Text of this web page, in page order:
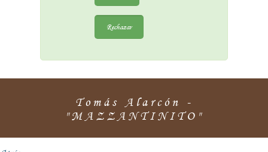
Rechazar
Tomás Alarcón -
"MAZZANTINITO"